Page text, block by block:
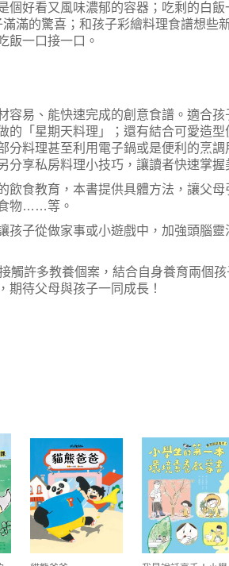
個好看又風味濃郁的容器；吃剩的白
滿的驚喜；和孩子彩繪料理食譜想些
飯一口接一口。
易、能快速完成的創意食譜。適合孩
的「星期天料理」；還有結合可愛造
分料理甚至利用電子鍋或是便利的烹
分享私房料理小技巧，讓讀者快速掌握
食教育，本書提供具體方法，讓父母
物……等。
子從做家事或小遊戲中，加強頭腦靈
觸許多教養個案，結合自身養育兩個
期待父母與孩子一同成長！